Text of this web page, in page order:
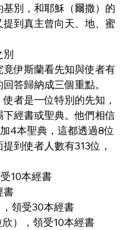
別，和耶穌（爾撒）的
提到真主曾向天、地、蜜
別
伊斯蘭看先知與使者有
答歸納成三個重點。
者是一位特別的先知，
經書或聖典。他們相信
4本聖典，這都透過8位
到使者人數有313位，
10本經書
書
領受30本經書
），領受10本經書